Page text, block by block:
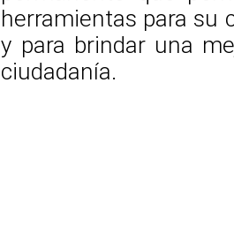
herramientas para su
y para brindar una
ciudadanía.